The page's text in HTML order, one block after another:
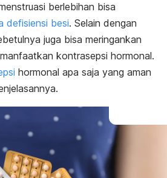
berlebihan bisa
defisiensi besi. Selain dengan
juga bisa meringankan
kontrasepsi hormonal.
hormonal apa saja yang aman